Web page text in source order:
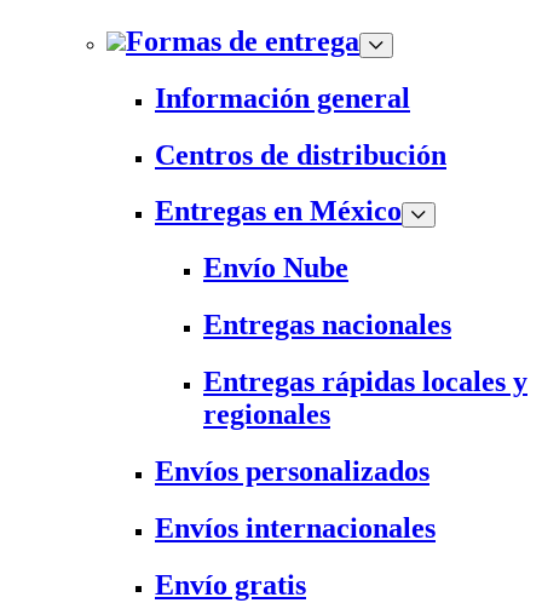
Formas de entrega
Información general
Centros de distribución
Entregas en México
Envío Nube
Entregas nacionales
Entregas rápidas locales y
regionales
Envíos personalizados
Envíos internacionales
Envío gratis